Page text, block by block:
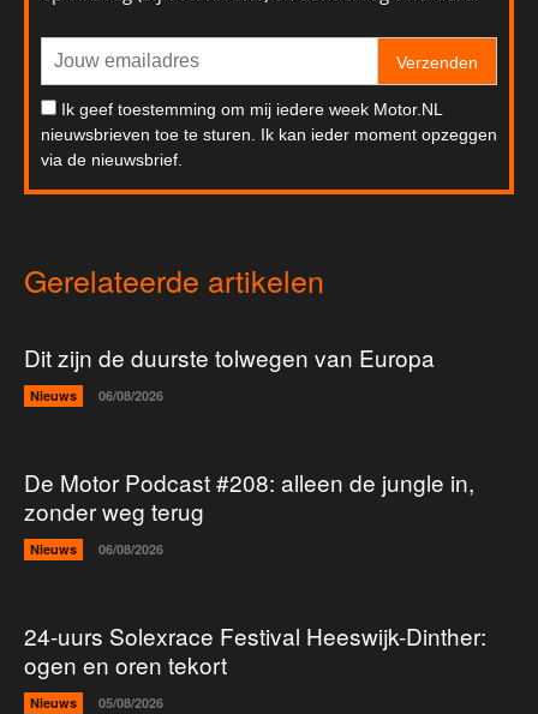
Verzenden
Ik geef toestemming om mij iedere week Motor.NL
nieuwsbrieven toe te sturen. Ik kan ieder moment opzeggen
via de nieuwsbrief.
Gerelateerde artikelen
Dit zijn de duurste tolwegen van Europa
Nieuws 06/08/2026
De Motor Podcast #208: alleen de jungle in,
zonder weg terug
Nieuws 06/08/2026
24-uurs Solexrace Festival Heeswijk-Dinther:
ogen en oren tekort
Nieuws 05/08/2026